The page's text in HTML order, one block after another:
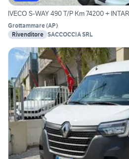
IVECO S-WAY 490 T/P Km 74200 +
Grottammare(AP)
Rivenditore SACCOCCIA SRL